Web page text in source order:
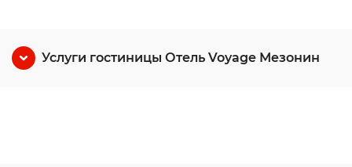
Услуги гостиницы Отель Voyage Мезонин